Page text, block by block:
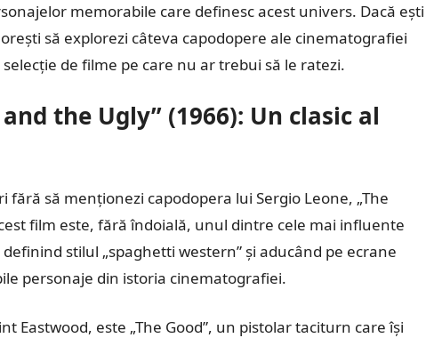
memorabile care definesc acest univers. Dacă ești
să explorezi câteva capodopere ale cinematografiei
de filme pe care nu ar trebui să le ratezi.
the Ugly” (1966): Un clasic al
să menționezi capodopera lui Sergio Leone, „The
film este, fără îndoială, unul dintre cele mai influente
stilul „spaghetti western” și aducând pe ecrane
personaje din istoria cinematografiei.
Eastwood, este „The Good”, un pistolar taciturn care își